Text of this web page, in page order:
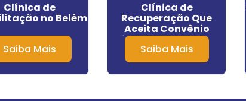
Clínica de
no Belém
Saiba Mais
Clínica de
Recuperação Que
Aceita Convênio
Unimed em Santa Cruz
do Rio Pardo
Saiba Mais